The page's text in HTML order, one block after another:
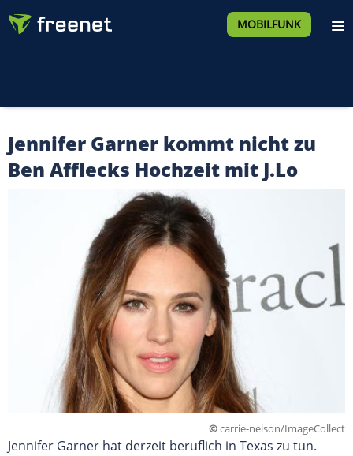
MOBILFUNK
Jennifer Garner kommt nicht zu
Ben Afflecks Hochzeit mit J.Lo
©carrie-nelson/ImageCollect
Jennifer Garner hat derzeit beruflich in Texas zu tun.